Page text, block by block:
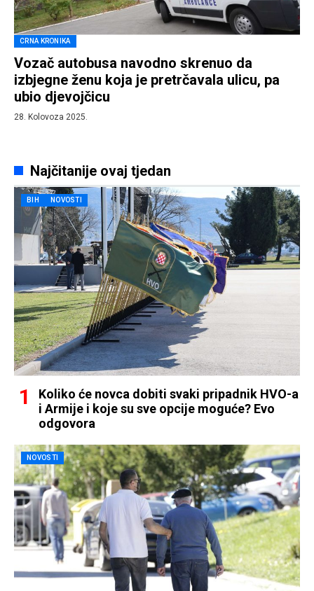
CRNA KRONIKA
Vozač autobusa navodno skrenuo da
izbjegne ženu koja je pretrčavala ulicu, pa
ubio djevojčicu
28. Kolovoza 2025.
Najčitanije ovaj tjedan
BIH NOVOSTI
Koliko će novca dobiti svaki pripadnik HVO-a
i Armije i koje su sve opcije moguće? Evo
odgovora
NOVOSTI